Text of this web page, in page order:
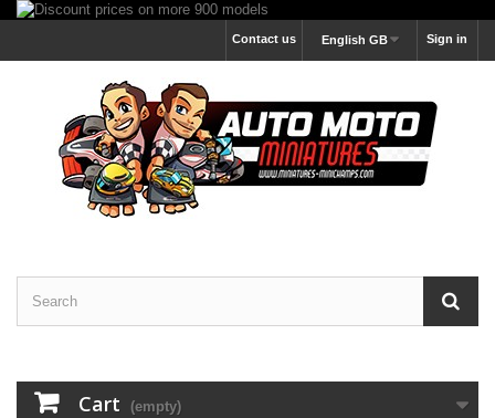
Sign in
English GB
Contact us
Cart (empty)